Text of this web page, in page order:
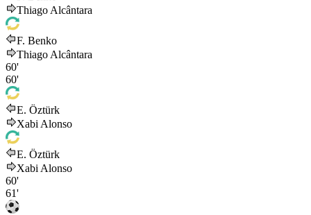
Thiago Alcântara
F. Benko
Thiago Alcântara
60'
60'
E. Öztürk
Xabi Alonso
E. Öztürk
Xabi Alonso
60'
61'